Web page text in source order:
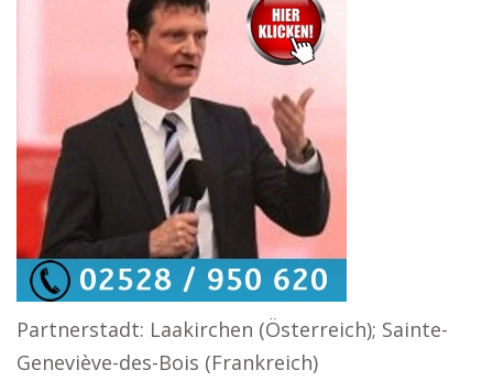
Partnerstadt: Laakirchen (Österreich); Sainte-
Geneviève-des-Bois (Frankreich)